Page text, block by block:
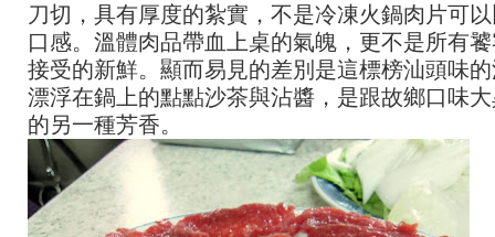
刀切，具有厚度的紮實，不是冷凍火鍋肉片可
口感。溫體肉品帶血上桌的氣魄，更不是所有
接受的新鮮。顯而易見的差別是這標榜汕頭味
漂浮在鍋上的點點沙茶與沾醬，是跟故鄉口味
的另一種芳香。